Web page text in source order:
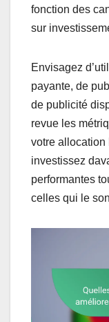
fonction des
sur
Envisagez
payante, de
de publicité
revue les
votre allocation
investissez
performantes
celles qui le